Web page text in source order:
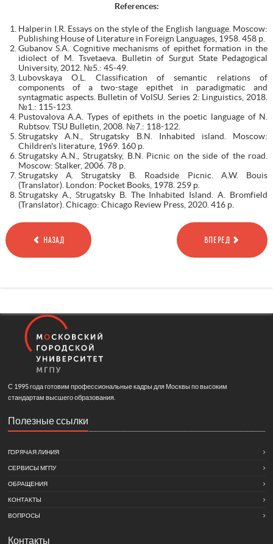
References:
Halperin I.R. Essays on the style of the English language. Moscow:
Publishing House of Literature in Foreign Languages, 1958. 458 p.
Gubanov S.A. Cognitive mechanisms of epithet formation in the
idiolect of M. Tsvetaeva. Bulletin of Surgut State Pedagogical
University, 2012. №5.: 45-49.
Lubovskaya O.L. Classification of semantic relations of
components of a two-stage epithet in paradigmatic and
syntagmatic aspects. Bulletin of VolSU. Series 2: Linguistics, 2018.
№1.: 115-123.
Pustovalova A.A. Types of epithets in the poetic language of N.
Rubtsov. TSU Bulletin, 2008. №7.: 118-122.
Strugatsky A.N., Strugatsky B.N. Inhabited island. Moscow:
Children's literature, 1969. 160 p.
Strugatsky A.N., Strugatsky, B.N. Picnic on the side of the road.
Moscow: Stalker, 2006. 78 p.
Strugatsky А. Strugatsky В. Roadside Picnic. A.W. Bouis
(Translator). London: Pocket Books, 1978. 259 р.
Strugatsky А., Strugatsky В. The Inhabited Island. A. Bromfield
(Translator). Chicago: Chicago Review Press, 2020. 416 р.
НАЗАД ВПЕРЕД
С 1995 года готовим профессиональные кадры для Москвы по высоким
стандартам высшего образования.
Полезные ссылки
ГОРЯЧАЯ ЛИНИЯ
СЕРВИСЫ МГПУ
ОБРАЩЕНИЯ
КОНТАКТЫ
ВОПРОСЫ
Контакты